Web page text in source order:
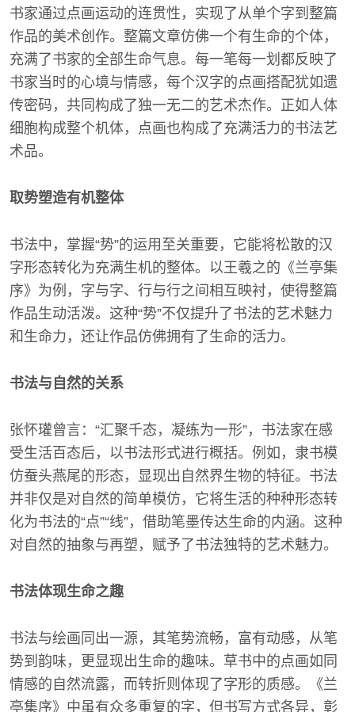
书家通过点画运动的连贯性，实现了从单个字到整篇
作品的美术创作。整篇文章仿佛一个有生命的个体，
充满了书家的全部生命气息。每一笔每一划都反映了
书家当时的心境与情感，每个汉字的点画搭配犹如遗
传密码，共同构成了独一无二的艺术杰作。正如人体
细胞构成整个机体，点画也构成了充满活力的书法艺
术品。
取势塑造有机整体
书法中，掌握“势”的运用至关重要，它能将松散的汉
字形态转化为充满生机的整体。以王羲之的《兰亭集
序》为例，字与字、行与行之间相互映衬，使得整篇
作品生动活泼。这种“势”不仅提升了书法的艺术魅力
和生命力，还让作品仿佛拥有了生命的活力。
书法与自然的关系
张怀瓘曾言：“汇聚千态，凝练为一形”，书法家在感
受生活百态后，以书法形式进行概括。例如，隶书模
仿蚕头燕尾的形态，显现出自然界生物的特征。书法
并非仅是对自然的简单模仿，它将生活的种种形态转
化为书法的“点”“线”，借助笔墨传达生命的内涵。这种
对自然的抽象与再塑，赋予了书法独特的艺术魅力。
书法体现生命之趣
书法与绘画同出一源，其笔势流畅，富有动感，从笔
势到韵味，更显现出生命的趣味。草书中的点画如同
情感的自然流露，而转折则体现了字形的质感。《兰
亭集序》中虽有众多重复的字，但书写方式各异，彰